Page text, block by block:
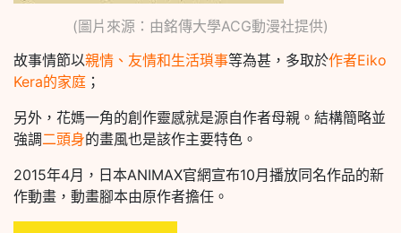
(圖片來源：由銘傳大學ACG動漫社提供)
故事情節以親情、友情和生活瑣事等為甚，多取於作者Eiko
Kera的家庭 ；
另外，花媽一角的創作靈感就是源自作者母親。結構簡略並
強調二頭身的畫風也是該作主要特色。
2015年4月，日本ANIMAX官網宣布10月播放同名作品的新
作動畫，動畫腳本由原作者擔任。